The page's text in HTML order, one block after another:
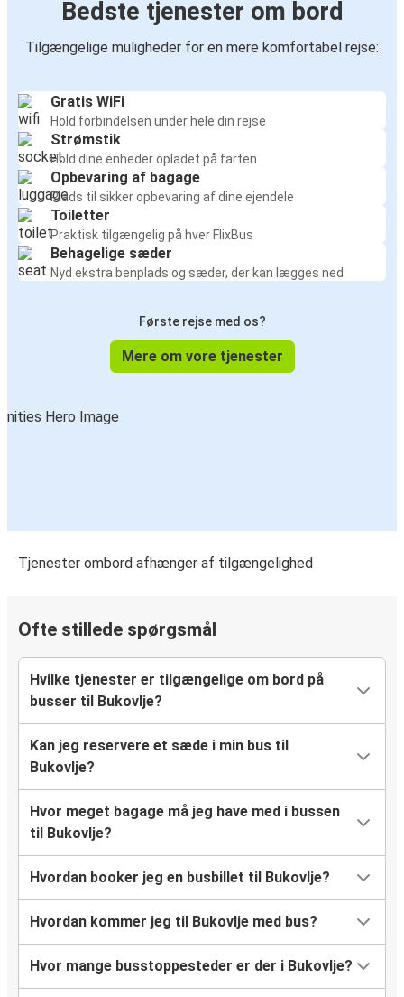
Bedste tjenester om bord
Tilgængelige muligheder for en mere komfortabel rejse:
Gratis WiFi
Hold forbindelsen under hele din rejse
Strømstik
Hold dine enheder opladet på farten
Opbevaring af bagage
Plads til sikker opbevaring af dine ejendele
Toiletter
Praktisk tilgængelig på hver FlixBus
Behagelige sæder
Nyd ekstra benplads og sæder, der kan lægges ned
Første rejse med os?
Mere om vore tjenester
Tjenester ombord afhænger af tilgængelighed
Ofte stillede spørgsmål
Hvilke tjenester er tilgængelige om bord på
busser til Bukovlje?
Kan jeg reservere et sæde i min bus til
Bukovlje?
Hvor meget bagage må jeg have med i bussen
til Bukovlje?
Hvordan booker jeg en busbillet til Bukovlje?
Hvordan kommer jeg til Bukovlje med bus?
Hvor mange busstoppesteder er der i Bukovlje?